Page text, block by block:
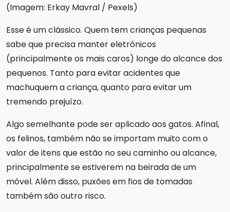
(Imagem: Erkay Mavral / Pexels)
Esse é um clássico. Quem tem crianças pequenas
sabe que precisa manter eletrônicos
(principalmente os mais caros) longe do alcance dos
pequenos. Tanto para evitar acidentes que
machuquem a criança, quanto para evitar um
tremendo prejuízo.
Algo semelhante pode ser aplicado aos gatos. Afinal,
os felinos, também não se importam muito com o
valor de itens que estão no seu caminho ou alcance,
principalmente se estiverem na beirada de um
móvel. Além disso, puxões em fios de tomadas
também são outro risco.